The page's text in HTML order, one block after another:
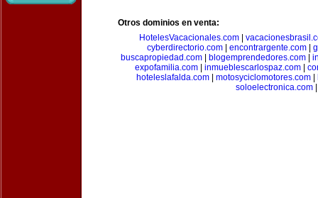
Otros dominios en venta:
HotelesVacacionales.com|
cyberdirectorio.com| encontrargente.com|
buscapropiedad.com| blogemprendedores.com|
expofamilia.com| inmueblescarlospaz.com|
hoteleslafalda.com| motosyciclomotores.com|
soloelectronica.com|